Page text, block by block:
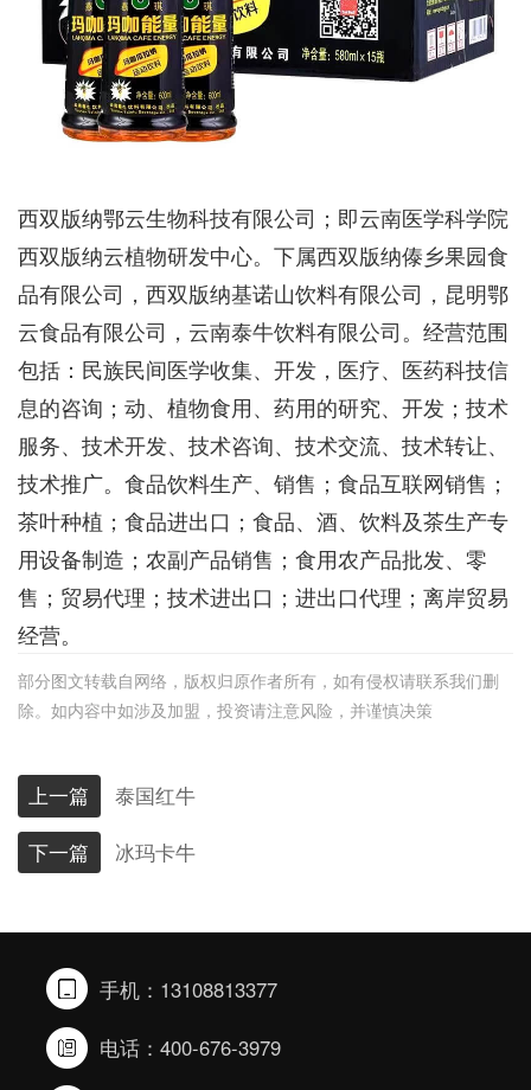
西双版纳鄂云生物科技有限公司；即云南医学科学院
西双版纳云植物研发中心。下属西双版纳傣乡果园食
品有限公司，西双版纳基诺山饮料有限公司，昆明鄂
云食品有限公司，云南泰牛饮料有限公司。经营范围
包括：民族民间医学收集、开发，医疗、医药科技信
息的咨询；动、植物食用、药用的研究、开发；技术
服务、技术开发、技术咨询、技术交流、技术转让、
技术推广。食品饮料生产、销售；食品互联网销售；
茶叶种植；食品进出口；食品、酒、饮料及茶生产专
用设备制造；农副产品销售；食用农产品批发、零
售；贸易代理；技术进出口；进出口代理；离岸贸易
经营。
部分图文转载自网络，版权归原作者所有，如有侵权请联系我们删
除。如内容中如涉及加盟，投资请注意风险，并谨慎决策
上一篇
泰国红牛
下一篇
冰玛卡牛
手机：13108813377
电话：400-676-3979